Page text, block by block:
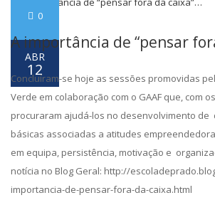
0
ABR
12
A importância de “pensar
Concluíram-se hoje as sessões promovidas
Verde em colaboração com o GAAF que, com
procuraram ajudá-los no desenvolvimento de
básicas associadas a atitudes
em equipa, persistência, motivação e
notícia no Blog Geral: http://
importancia-de-pensar-fora-da-caixa.html